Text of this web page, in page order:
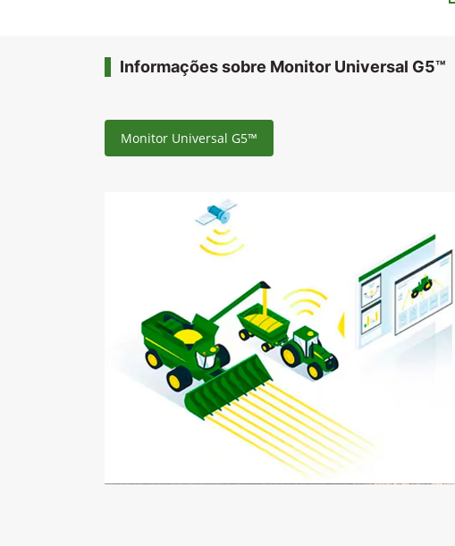
Informações sobre Monitor Universal G5™
Monitor Universal G5™